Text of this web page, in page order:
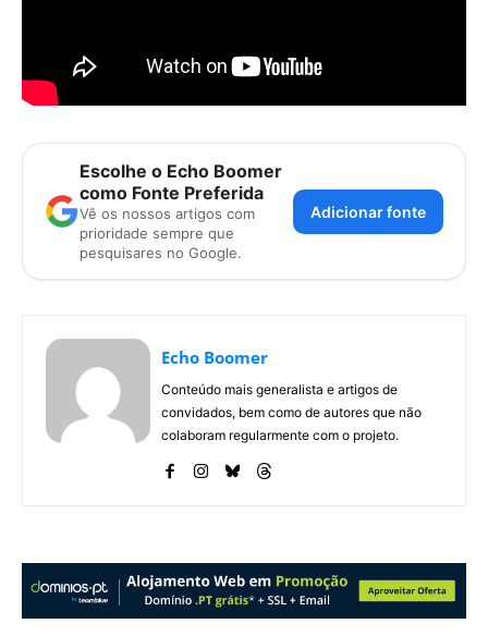
Escolhe o Echo Boomer
como Fonte Preferida
Vê os nossos artigos com
prioridade sempre que
pesquisares no Google.
Adicionar fonte
Echo Boomer
Conteúdo mais generalista e artigos de
convidados, bem como de autores que não
colaboram regularmente com o projeto.